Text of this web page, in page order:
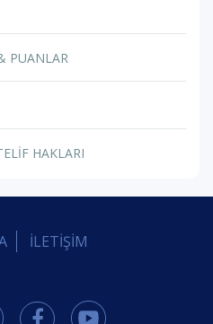
PUANLAR
HAKLARI
İLETİŞİM